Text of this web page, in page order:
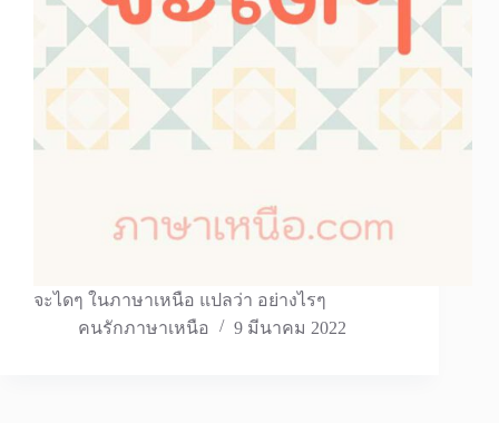
จะไดๆ ในภาษาเหนือ แปลว่า อย่างไรๆ
คนรักภาษาเหนือ
9 มีนาคม 2022